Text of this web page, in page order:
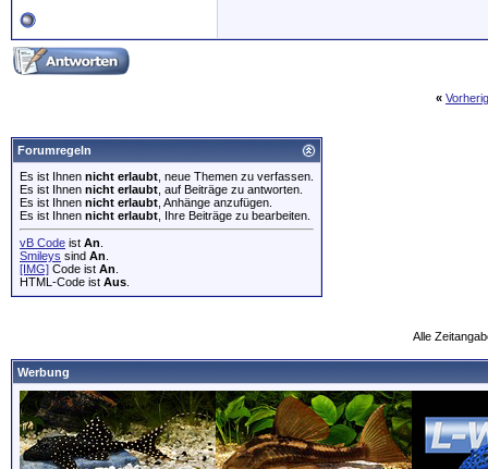
«
Forumregeln
Es ist Ihnen nicht erlaubt , neue Themen zu verfassen.
Es ist Ihnen nicht erlaubt , auf Beiträge zu antworten.
Es ist Ihnen nicht erlaubt , Anhänge anzufügen.
Es ist Ihnen nicht erlaubt , Ihre Beiträge zu bearbeiten.
vB Code ist An
Smileys sind An
[IMG] Code ist An
HTML-Code ist Aus
Alle
Werbung